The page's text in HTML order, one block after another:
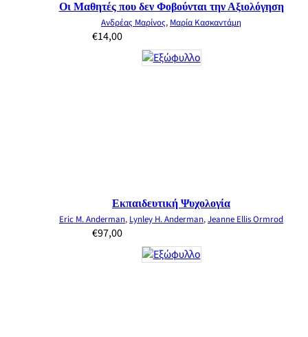
Οι Μαθητές που δεν Φοβούνται την Αξιολόγηση
Ανδρέας Μαρίνος, Μαρία Κασκαντάμη
€14,00
Εκπαιδευτική Ψυχολογία
Eric M. Anderman, Lynley H. Anderman,Jeanne Ellis Ormrod
€97,00